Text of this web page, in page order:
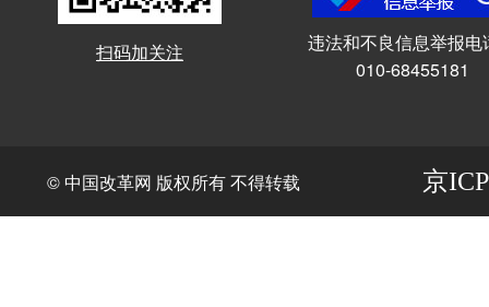
扫码加关注
违法和不良信息举报电
010-68455181
© 中国改革网 版权所有 不得转载 京